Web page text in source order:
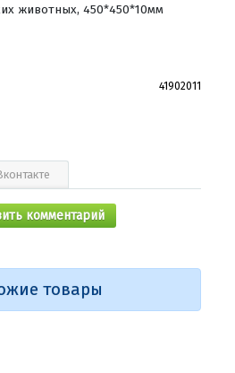
животных, 450*450*10мм
41902011
комментарий
товары